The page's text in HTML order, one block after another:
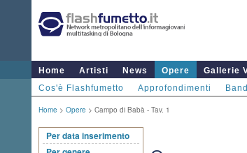
Home Artisti News Opere Gallerie
Cos'è Flashfumetto
Approfondimenti
Home > Opere > Campo di Babà - Tav. 1
Per data inserimento